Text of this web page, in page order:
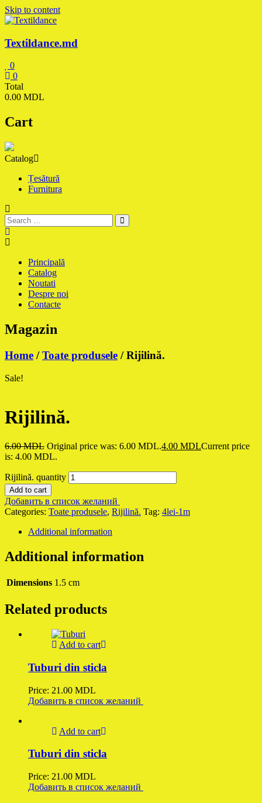
Skip to content
Textildance.md
0
0
Total
0.00 MDL
Cart
Catalog
Țesătură
Furnitura
Principală
Catalog
Noutati
Despre noi
Contacte
Magazin
Home /Toate produsele / Rijilină.
Sale!
Rijilină.
6.00MDL Original price was: 6.00 MDL.4.00 MDLCurrent price
is: 4.00 MDL.
Rijilină. quantity
Add to cart
Добавить в список желаний
Categories: Toate produsele, Rijilină. Tag: 4lei-1m
Additional information
Additional information
Dimensions 1.5 cm
Related products
Add to cart
Tuburi din sticla
Price: 21.00 MDL
Добавить в список желаний
Add to cart
Tuburi din sticla
Price: 21.00 MDL
Добавить в список желаний